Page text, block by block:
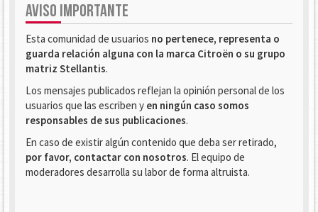
AVISO IMPORTANTE
Esta comunidad de usuarios no pertenece, representa o
guarda relación alguna con la marca Citroën o su grupo
matriz Stellantis.
Los mensajes publicados reflejan la opinión personal de los
usuarios que las escriben y en ningún caso somos
responsables de sus publicaciones.
En caso de existir algún contenido que deba ser retirado,
por favor, contactar con nosotros. El equipo de
moderadores desarrolla su labor de forma altruista.